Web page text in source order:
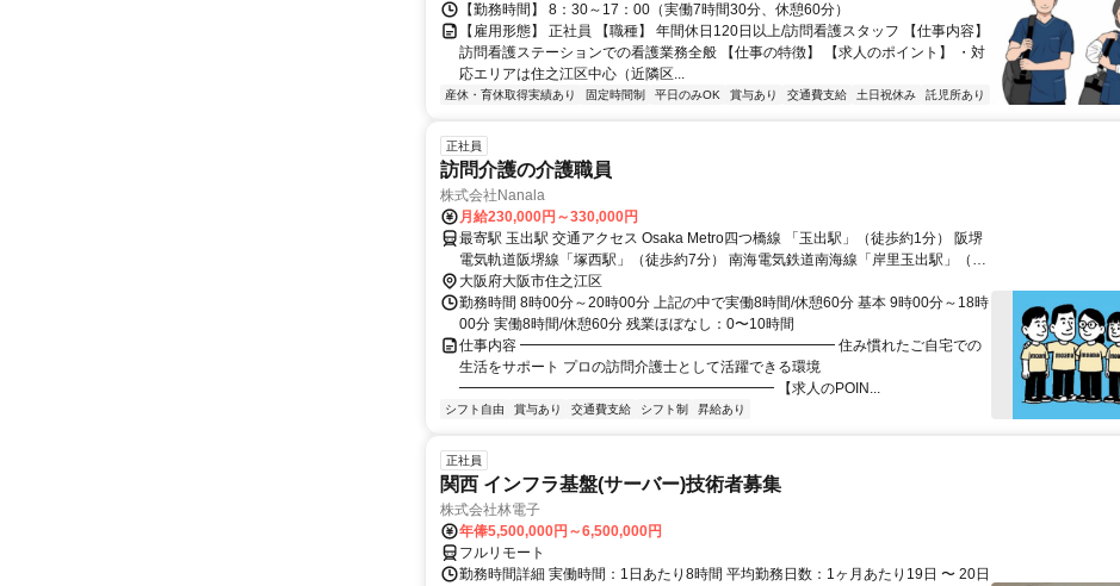
【勤務時間】 8：30～17：00（実働7時間30分、休憩60分）
【雇用形態】 正社員 【職種】 年間休日120日以上/訪問看護スタッフ 【仕事内容】
訪問看護ステーションでの看護業務全般 【仕事の特徴】 【求人のポイント】 ・対
応エリアは住之江区中心（近隣区...
産休・育休取得実績あり 固定時間制 平日のみOK 賞与あり 交通費支給 土日祝休み 託児所あり
正社員
訪問介護の介護職員
株式会社Nanala
月給230,000円～330,000円
最寄駅 玉出駅 交通アクセス Osaka Metro四つ橋線 「玉出駅」（徒歩約1分） 阪堺
電気軌道阪堺線「塚西駅」（徒歩約7分） 南海電気鉄道南海線「岸里玉出駅」（徒
歩約9分）
大阪府大阪市住之江区
勤務時間 8時00分～20時00分 上記の中で実働8時間/休憩60分 基本 9時00分～18時
00分 実働8時間/休憩60分 残業ほぼなし：0〜10時間
仕事内容 ━━━━━━━━━━━━━━━━━━━━━━ 住み慣れたご自宅での
生活をサポート プロの訪問介護士として活躍できる環境
━━━━━━━━━━━━━━━━━━━━━━ 【求人のPOIN...
シフト自由 賞与あり 交通費支給 シフト制 昇給あり
正社員
関西 インフラ基盤(サーバー)技術者募集
株式会社林電子
年俸5,500,000円～6,500,000円
フルリモート
勤務時間詳細 実働時間：1日あたり8時間 平均勤務日数：1ヶ月あたり19日 〜 20日